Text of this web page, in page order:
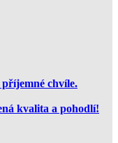
chvíle.
kvalita a pohodlí!